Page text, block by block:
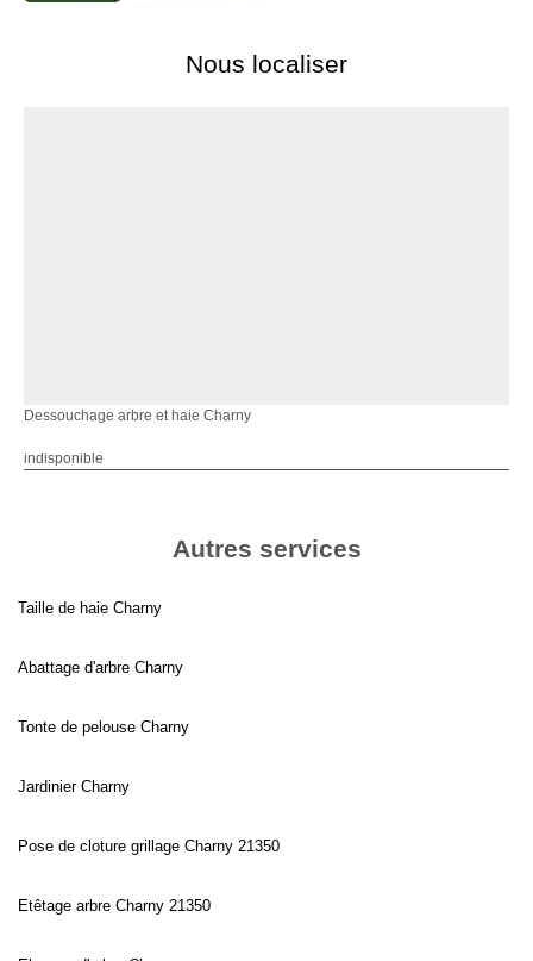
Nous localiser
Dessouchage arbre et haie Charny
indisponible
Autres services
Taille de haie Charny
Abattage d'arbre Charny
Tonte de pelouse Charny
Jardinier Charny
Pose de cloture grillage Charny 21350
Etêtage arbre Charny 21350